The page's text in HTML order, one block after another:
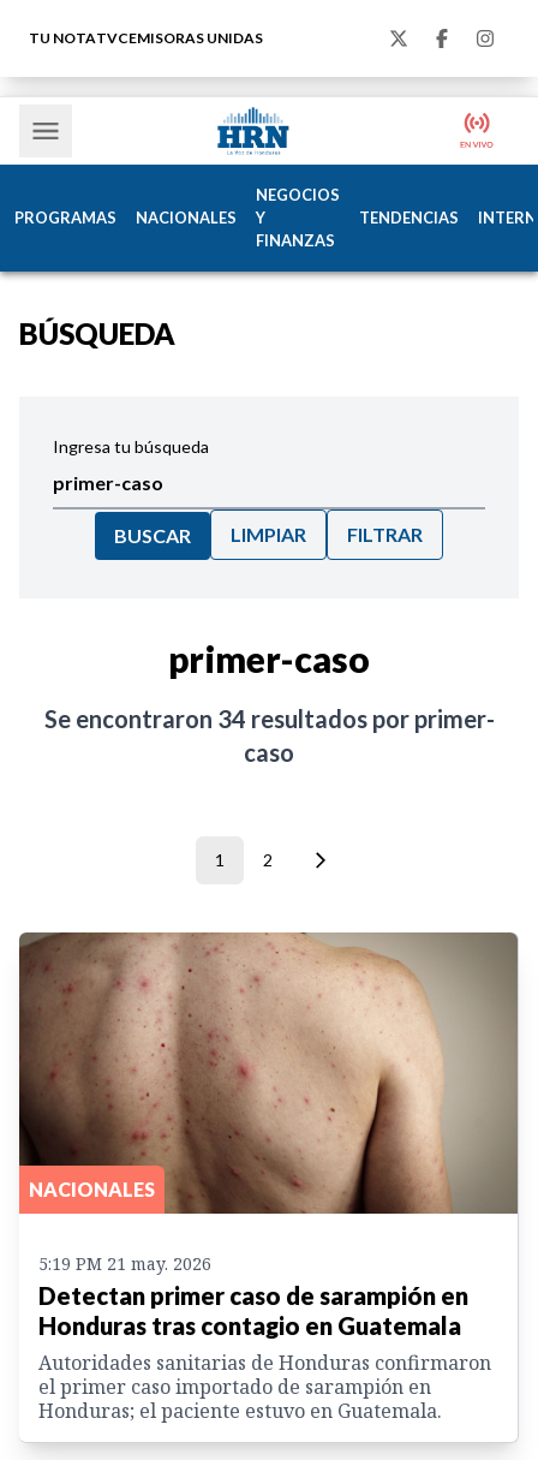
TU NOTATVCEMISORAS UNIDAS
PROGRAMAS NACIONALES
NEGOCIOS
Y
FINANZAS
TENDENCIAS
BÚSQUEDA
Ingresa tu búsqueda
BUSCAR LIMPIAR FILTRAR
primer-caso
Se encontraron 34 resultados por primer-
caso
1 2
NACIONALES
5:19 PM 21 may. 2026
Detectan primer caso de sarampión en
Honduras tras contagio en Guatemala
Autoridades sanitarias de Honduras confirmaron
el primer caso importado de sarampión en
Honduras; el paciente estuvo en Guatemala.